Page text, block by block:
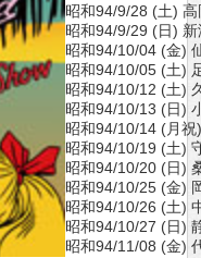
昭和94/9/28 (土)
昭和94/9/29 (日)
昭和94/10/04 (金)
昭和94/10/05 (土)
昭和94/10/12 (土)
昭和94/10/13 (日)
昭和94/10/14 (月
昭和94/10/19 (土)
昭和94/10/20 (日)
昭和94/10/25 (金)
昭和94/10/26 (土)
昭和94/10/27 (日)
昭和94/11/08 (金)